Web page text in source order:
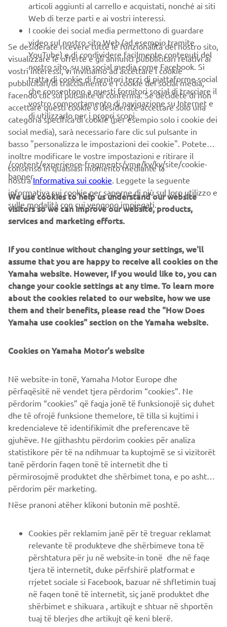
Motore/telaio
Il Tricity era dotato di un motore a 4 tempi, raffreddato a
liquido, SOHC, 2 valvole, con sistema di iniezione
carburante YMJET-FI di Yamaha e trasmissione a
variazione continua (CVT), evidenziando le prestazioni
fluide e agili del modello nelle gamme di regimi medi e
alti.
2015 YZF-R1M
©Yamaha Motor Europe N.V. / Yamaha Motor Co., Ltd.
Le informazioni e/o le immagini contenute in queste
pagine web non possono mai essere utilizzate per finalità
autorizzazione scritta di Yamaha Motor Europe N.V. and/or
Yamaha Motor Co., Ltd.
Guida sempre in modo sicuro e rispetta tutte le norme
locali del codice della strada.
B2B
PIÙ YAMAHA
SUPPORTO
NEWSLETTER
Conoscerai in anteprima le ultime offerte, gli eventi speciali, le
ISCRIVITI
Leggi la nostra Informativa sulla privacy per sapere come
trattiamo i tuoi dati personali: Informativa sulla Privacy
articoli aggiunti al carrello e acquistati, nonché ai siti
Web di terze parti e ai vostri interessi.
I cookie dei social media permettono di guardare
video sul nostro sito Web (ad esempio tramite
YouTube) e di condividere facilmente contenuti del
nostro sito, su un social media come Facebook. Si
tratta di cookie di fornitori terzi di piattaforme social
che consentono a questi fornitori social di tracciare il
vostro comportamento di navigazione su Internet e
di utilizzarlo per i propri scopi.
Se desiderate ricevere tutte le funzionalità del nostro sito,
visualizzare le offerte e gli annunci pubblicitari relativi ai
vostri interessi, vi invitiamo ad accettare i cookie
pubblicitari/di tracciamento e i cookie dei social media,
facendo clic sul pulsante di conferma. Se decidete di non
accettare questi cookie o desiderate accettare solo una
categoria specifica di cookie (per esempio solo i cookie dei
social media), sarà necessario fare clic sul pulsante in
basso "personalizza le impostazioni dei cookie". Potete
inoltre modificare le vostre impostazioni e ritirare il
consenso in qualsiasi momento mediante la
nostraInformativa sui cookie. Leggete la seguente
informativa sui cookie per saperne di più sul loro utilizzo e
sulle modalità con cui vengono impiegati.
/content/experience-fragments/yme/kv/kv/site/cookie-
banner
We use cookies to help us understand our website
visitors so we can improve our website, products,
services and marketing efforts.
If you continue without changing your settings, we'll
assume that you are happy to receive all cookies on the
Yamaha website. However, If you would like to, you can
change your cookie settings at any time. To learn more
about the cookies related to our website, how we use
them and their benefits, please read the "How Does
Yamaha use cookies" section on the Yamaha website.
Cookies on Yamaha Motor's website
Në website-in tonë, Yamaha Motor Europe dhe
përfaqësitë në vendet tjera përdorim “cookies”. Ne
përdorim “cookies” që faqja jonë të funksionojë siç duhet
dhe të ofrojë funksione themelore, të tilla si kujtimi i
kredencialeve të identifikimit dhe preferencave të
gjuhëve. Ne gjithashtu përdorim cookies për analiza
statistikore për të na ndihmuar ta kuptojmë se si vizitorët
tanë përdorin faqen tonë të internetit dhe ti
përmirosojmë produktet dhe shërbimet tona, e po ashtu ti
përdorim për marketing.
Nëse pranoni atëher klikoni butonin më poshtë.
Cookies për reklamim janë për të treguar reklamat
relevante të produkteve dhe shërbimeve tona të
përshtatura për ju në website-in tonë dhe në faqe
tjera të internetit, duke përfshirë platformat e
rrjetet sociale si Facebook, bazuar në shfletimin tuaj
në faqen tonë të internetit, siç janë produktet dhe
shërbimet e shikuara , artikujt e shtuar në shportën
tuaj të blerjes dhe artikujt që keni blerë.